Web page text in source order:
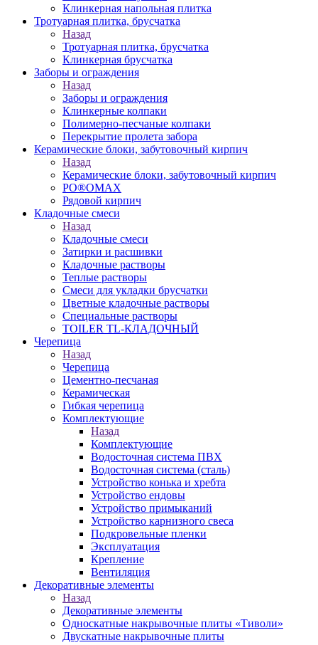
Клинкерная напольная плитка
Тротуарная плитка, брусчатка
Назад
Тротуарная плитка, брусчатка
Клинкерная брусчатка
Заборы и ограждения
Назад
Заборы и ограждения
Клинкерные колпаки
Полимерно-песчаные колпаки
Перекрытие пролета забора
Керамические блоки, забутовочный кирпич
Назад
Керамические блоки, забутовочный кирпич
PO®OMAX
Рядовой кирпич
Кладочные смеси
Назад
Кладочные смеси
Затирки и расшивки
Кладочные растворы
Теплые растворы
Смеси для укладки брусчатки
Цветные кладочные растворы
Специальные растворы
TOILER TL-КЛАДОЧНЫЙ
Черепица
Назад
Черепица
Цементно-песчаная
Керамическая
Гибкая черепица
Комплектующие
Назад
Комплектующие
Водосточная система ПВХ
Водосточная система (сталь)
Устройство конька и хребта
Устройство ендовы
Устройство примыканий
Устройство карнизного свеса
Подкровельные пленки
Эксплуатация
Крепление
Вентиляция
Декоративные элементы
Назад
Декоративные элементы
Односкатные накрывочные плиты «Тиволи»
Двускатные накрывочные плиты